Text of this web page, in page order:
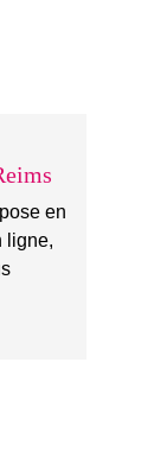
en
ligne,